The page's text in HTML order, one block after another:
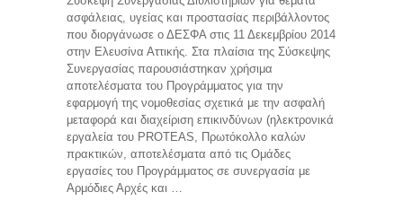
ασφάλειας, υγείας και προστασίας περιβάλλοντος
που διοργάνωσε ο ΔΕΣΦΑ στις 11 Δεκεμβρίου 2014
στην Ελευσίνα Αττικής. Στα πλαίσια της Σύσκεψης
Συνεργασίας παρουσιάστηκαν χρήσιμα
αποτελέσματα του Προγράμματος για την
εφαρμογή της νομοθεσίας σχετικά με την ασφαλή
μεταφορά και διαχείριση επικινδύνων (ηλεκτρονικά
εργαλεία του PROTEAS, Πρωτόκολλο καλών
πρακτικών, αποτελέσματα από τις Ομάδες
εργασίες του Προγράμματος σε συνεργασία με
Αρμόδιες Αρχές και …